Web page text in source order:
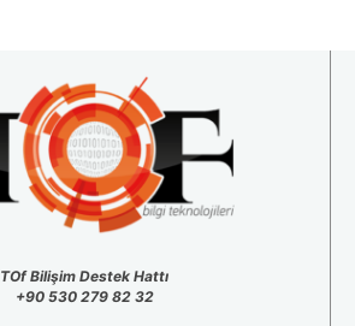
TOf Bilişim Destek Hattı
+90 530 279 82 32